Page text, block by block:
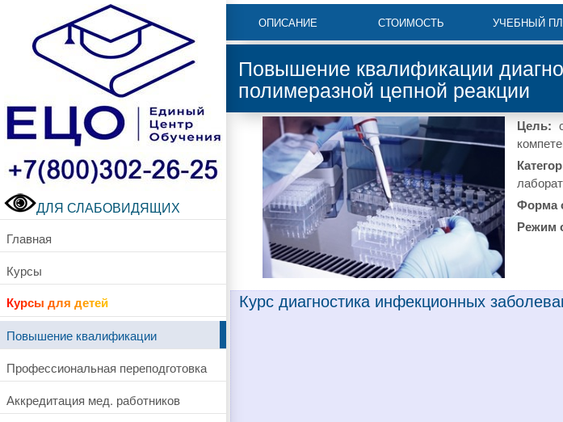
ДЛЯ СЛАБОВИДЯЩИХ
Главная
Курсы
Курсы для детей
Повышение квалификации
Профессиональная переподготовка
Аккредитация мед. работников
ОПИСАНИЕ СТОИМОСТЬ УЧЕБНЫЙ
Повышение квалификации
полимеразной цепной реакции
Цель:
Форма
Режим
Курс диагностика инфекционных